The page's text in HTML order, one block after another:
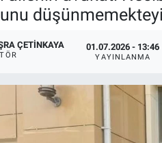
ÇETINKAYA 01.07.2026 - 13:46
YAYINLANMA